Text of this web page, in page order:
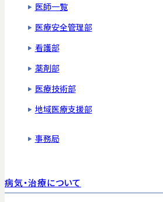
医師一覧
医療安全管理部
看護部
薬剤部
医療技術部
地域医療支援部
事務局
病気・治療について